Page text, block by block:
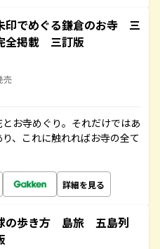
でめぐる鎌倉のお寺 三
全掲載 三訂版
売
お寺めぐり。それだけではあ
、これに触れればお寺の全て
詳細を見る
の歩き方 島旅 五島列